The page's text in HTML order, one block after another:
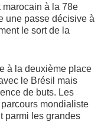
à la 78e
une passe décisive à
le sort de la
à la deuxième place
le Brésil mais
de buts. Les
mondialiste
parmi les grandes